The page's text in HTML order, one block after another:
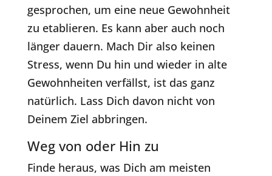
gesprochen, um eine neue Gewohnheit
zu etablieren. Es kann aber auch noch
länger dauern. Mach Dir also keinen
Stress, wenn Du hin und wieder in alte
Gewohnheiten verfällst, ist das ganz
natürlich. Lass Dich davon nicht von
Deinem Ziel abbringen.
Weg von oder Hin zu
Finde heraus, was Dich am meisten